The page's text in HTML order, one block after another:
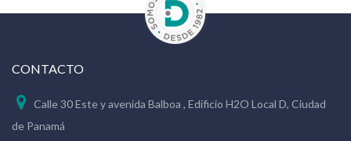
CONTACTO
Calle 30 Este y avenida Balboa , Edificio H2O Local D, Ciudad
de Panamá